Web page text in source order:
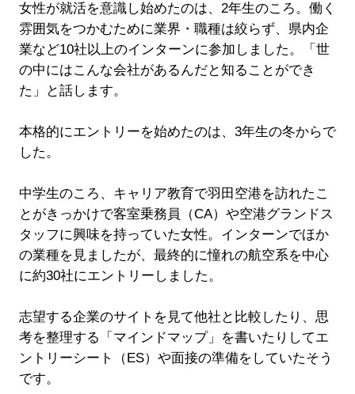
女性が就活を意識し始めたのは、2年生のころ。働く
雰囲気をつかむために業界・職種は絞らず、県内企
業など10社以上のインターンに参加しました。「世
の中にはこんな会社があるんだと知ることができ
た」と話します。
本格的にエントリーを始めたのは、3年生の冬からで
した。
中学生のころ、キャリア教育で羽田空港を訪れたこ
とがきっかけで客室乗務員（CA）や空港グランドス
タッフに興味を持っていた女性。インターンでほか
の業種を見ましたが、最終的に憧れの航空系を中心
に約30社にエントリーしました。
志望する企業のサイトを見て他社と比較したり、思
考を整理する「マインドマップ」を書いたりしてエ
ントリーシート（ES）や面接の準備をしていたそう
です。